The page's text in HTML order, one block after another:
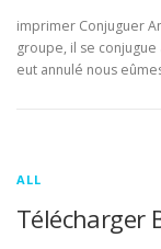
imprimer Conjuguer
groupe, il se conjugue
eut annulé nous
ALL
Télécharger